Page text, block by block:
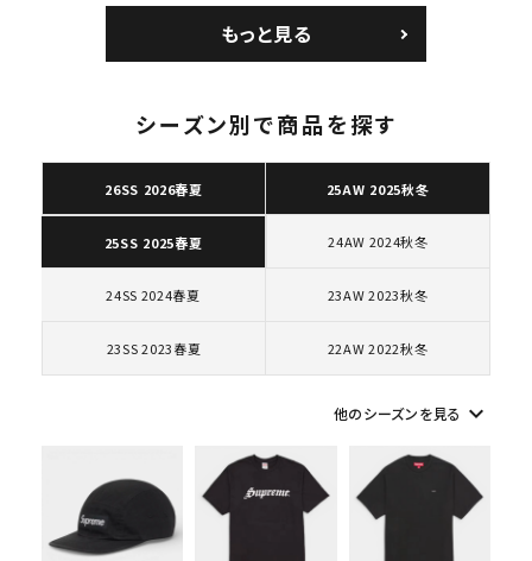
キーワードから探す
ショルダー・ウエストバッグ
ブラックスウェット
カテゴリーから探す
価格から探す
カー ホワイト 白
ムグッドイナフ ナイキ
エアフォース１スニー
ト
もっと見る
シーズン別で商品を探す
26SS 2026春夏 25AW 2025秋冬
25SS 2025春夏 24AW 2024秋冬
24SS 2024春夏 23AW 2023秋冬
23SS 2023春夏 22AW 2022秋冬
他のシーズンを見る keyboard_arrow_down